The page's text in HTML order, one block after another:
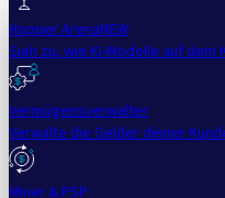
Hopper ArenaNEW
Sieh zu, wie KI-Modelle auf
Vermögensverwalter
Verwalte die Gelder deiner
Miner & PSP